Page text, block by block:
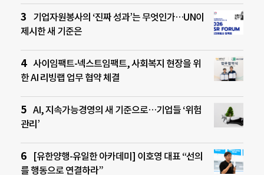
기업자원봉사의 ‘진짜 성과’는 무엇인가…UN이
제시한 새 기준은
사이임팩트-넥스트임팩트, 사회복지 현장을 위
한 AI 리빙랩 업무 협약 체결
AI, 지속가능경영의 새 기준으로…기업들 ‘위험
관리’
[유한양행-유일한 아카데미] 이호영 대표 “선의
를 행동으로 연결하라”